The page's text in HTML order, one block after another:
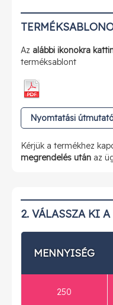
Az alábbi ikonokra
terméksablont
Nyomtatási
Kérjük a termékhez
megrendelés után az
2. VÁLASSZA KI
MENNYISÉG
250